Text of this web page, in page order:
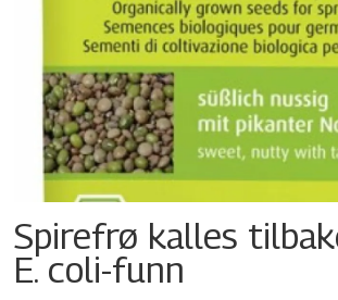
Spirefrø kalles
E. coli-funn